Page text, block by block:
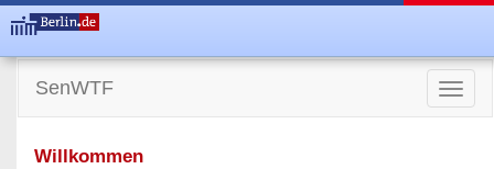
Toggle
SenWTF
Willkommen